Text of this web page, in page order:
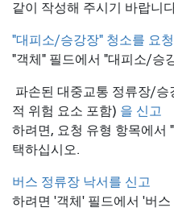
같이 작성해 주시기 바랍니
"대피소/승강장" 청소를 요
"객체" 필드에서 "대피소/승
파손된 대중교통 정류장/승
적 위험 요소 포함) 을 신고
하려면, 요청 유형 항목에서
택하십시오.
버스 정류장 낙서를 신고
하려면 '객체' 필드에서 '버